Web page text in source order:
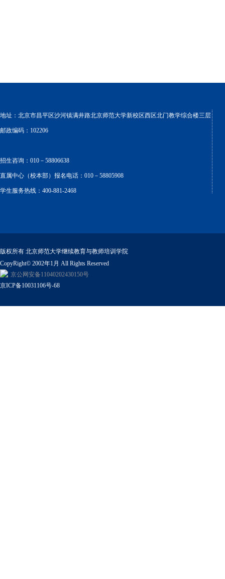
地址：北京市昌平区沙河镇满井路北京师范大学新校区西区北门教学综合楼三层
邮政编码：102206
招生咨询：010－58806638
直属中心（校本部）报名电话：010－58805908
学生服务热线：400-881-2468
版权所有 北京师范大学继续教育与教师培训学院
CopyRight© 2002年1月 All Rights Reserved
京公网安备11040202430150号
京ICP备10031106号-68